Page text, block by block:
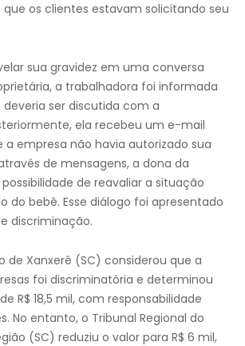
os clientes estavam solicitando seu
sua gravidez em uma conversa
a trabalhadora foi informada
ser discutida com a
ela recebeu um e-mail
empresa não havia autorizado sua
de mensagens, a dona da
de reavaliar a situação
do bebê. Esse diálogo foi apresentado
discriminação.
de Xanxerê (SC) considerou que a
foi discriminatória e determinou
R$ 18,5 mil, com responsabilidade
No entanto, o Tribunal Regional do
(SC) reduziu o valor para R$ 6 mil,